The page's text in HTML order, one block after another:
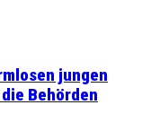
jungen
Behörden